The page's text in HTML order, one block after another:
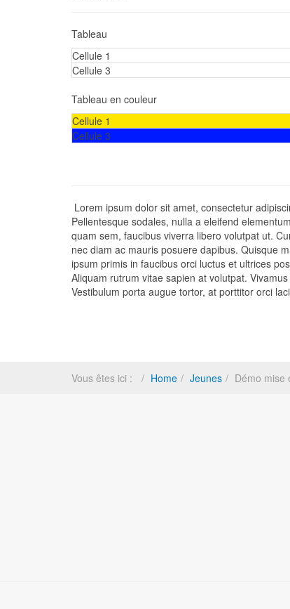
Tableau
Cellule 1
Cellule 3
Tableau en couleur
Cellule 1
Cellule 3
Lorem ipsum dolor sit amet, consectetur
Pellentesque sodales, nulla a eleifend
quam sem, faucibus viverra libero volutpat ut.
nec diam ac mauris posuere dapibus. Quisque
ipsum primis in faucibus orci luctus et ultrices
Aliquam rutrum vitae sapien at volutpat.
Vestibulum porta augue tortor, at porttitor orci
Vous êtes ici : Home Jeunes Démo mise